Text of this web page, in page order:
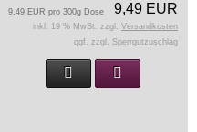
9,49 EUR
9,49 EUR pro 300g Dose
inkl. 19 % MwSt. zzgl. Versandkosten
ggf. zzgl. Sperrgutzuschlag